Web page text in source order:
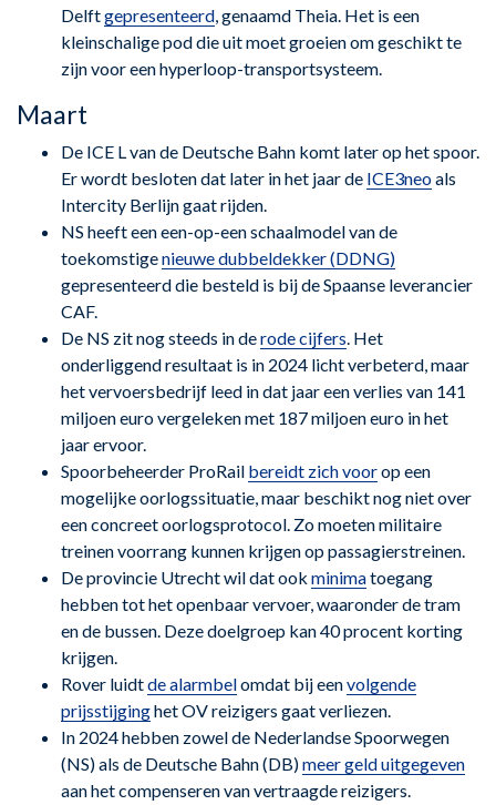
Delftgepresenteerd, genaamd Theia. Het is een
kleinschalige pod die uit moet groeien om geschikt te
zijn voor een hyperloop-transportsysteem.
Maart
De ICE L van de Deutsche Bahn komt later op het spoor.
Er wordt besloten dat later in het jaar de ICE3neoals
Intercity Berlijn gaat rijden.
NS heeft een een-op-een schaalmodel van de
toekomstigenieuwe dubbeldekker (DDNG)
gepresenteerd die besteld is bij de Spaanse leverancier
CAF.
De NS zit nog steeds in derode cijfers. Het
onderliggend resultaat is in 2024 licht verbeterd, maar
het vervoersbedrijf leed in dat jaar een verlies van 141
miljoen euro vergeleken met 187 miljoen euro in het
jaar ervoor.
Spoorbeheerder ProRail bereidt zich voorop een
mogelijke oorlogssituatie, maar beschikt nog niet over
een concreet oorlogsprotocol. Zo moeten militaire
treinen voorrang kunnen krijgen op passagierstreinen.
De provincie Utrecht wil dat ook minimatoegang
hebben tot het openbaar vervoer, waaronder de tram
en de bussen. Deze doelgroep kan 40 procent korting
krijgen.
Rover luidtde alarmbelomdat bij eenvolgende
prijsstijginghet OV reizigers gaat verliezen.
In 2024 hebben zowel de Nederlandse Spoorwegen
(NS) als de Deutsche Bahn (DB)meer geld uitgegeven
aan het compenseren van vertraagde reizigers.